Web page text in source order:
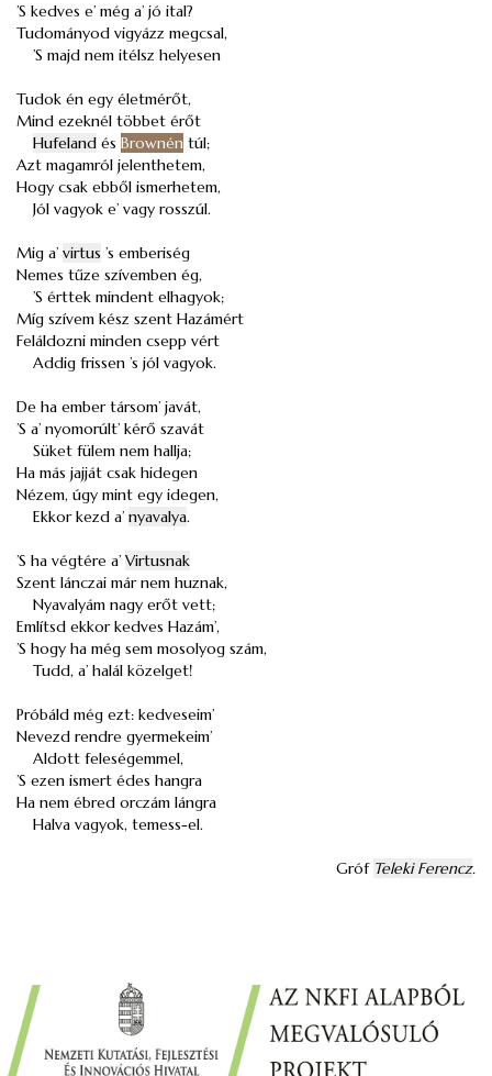
’S kedves e’ még a’ jó ital?
Tudományod vigyázz megcsal,
’S majd nem itélsz helyesen
Tudok én egy életmérőt,
Mind ezeknél többet érőt
Hufeland és Brownén túl;
Azt magamról jelenthetem,
Hogy csak ebből ismerhetem,
Jól vagyok e’ vagy rosszúl.
Mig a’ virtus ’s emberiség
Nemes tűze szívemben ég,
’S érttek mindent elhagyok;
Míg szívem kész szent Hazámért
Feláldozni minden csepp vért
Addig frissen ’s jól vagyok.
De ha ember társom’ javát,
’S a’ nyomorúlt’ kérő szavát
Süket fülem nem hallja;
Ha más jajját csak hidegen
Nézem, úgy mint egy idegen,
Ekkor kezd a’ nyavalya.
’S ha végtére a’ Virtusnak
Szent lánczai már nem huznak,
Nyavalyám nagy erőt vett;
Említsd ekkor kedves Hazám’,
’S hogy ha még sem mosolyog szám,
Tudd, a’ halál közelget!
Próbáld még ezt: kedveseim’
Nevezd rendre gyermekeim’
Aldott feleségemmel,
’S ezen ismert édes hangra
Ha nem ébred orczám lángra
Halva vagyok, temess-el.
Gróf Teleki Ferencz.